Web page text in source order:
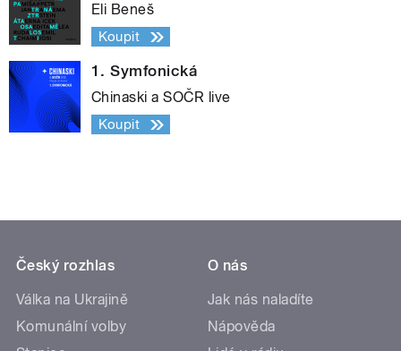
Eli Beneš
Koupit
1. Symfonická
Chinaski a SOČR live
Koupit
Český rozhlas
Válka na Ukrajině
Komunální volby
O nás
Jak nás naladíte
Nápověda